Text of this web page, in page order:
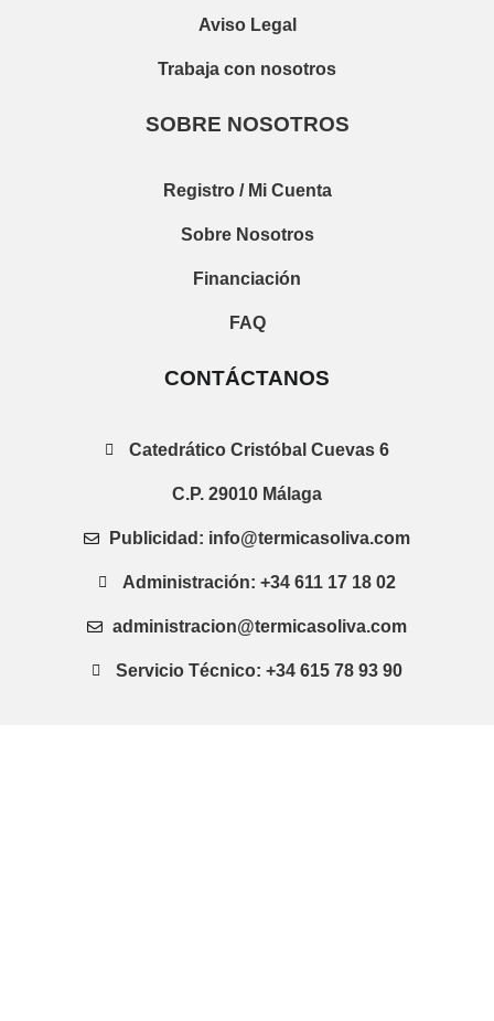
Aviso Legal
Trabaja con nosotros
SOBRE NOSOTROS
Registro / Mi Cuenta
Sobre Nosotros
Financiación
FAQ
CONTÁCTANOS
Catedrático Cristóbal Cuevas 6
C.P. 29010 Málaga
Publicidad: info@termicasoliva.com
Administración: +34 611 17 18 02
administracion@termicasoliva.com
Servicio Técnico: +34 615 78 93 90